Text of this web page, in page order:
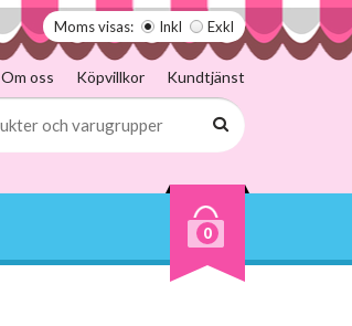
Moms visas: Inkl Exkl
Om oss Köpvillkor Kundtjänst
0